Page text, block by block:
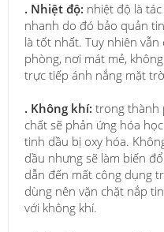
. Nhiệt độ: nhiệt độ là
nhanh do đó bảo quản
là tốt nhất. Tuy nhiên
phòng, nơi mát mẻ,
trực tiếp ánh nắng mặt
. Không khí: trong thành
chất sẽ phản ứng hóa
tinh dầu bị oxy hóa.
dầu nhưng sẽ làm biến
dẫn đến mất công dụng
dùng nên vặn chặt nắp
với không khí.